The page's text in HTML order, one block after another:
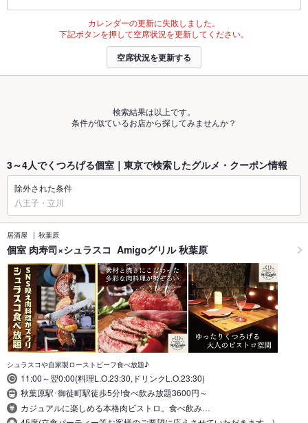
カレンダーの更新に失敗しました。
下記ボタンを押して空席状況を更新してください。
空席状況を更新する
検索結果は以上です。
条件が似ているお店から探してみませんか？
3～4人でくつろげる個室｜東京で検索したグルメ・クーポン情報
除外された条件
八王子・立川
居酒屋 秋葉原
個室 肉寿司×シュラスコ Amigoグリル 秋葉原
シュラスコや自家製ローストビーフ食べ放題♪
11:00～翌0:00(料理L.O.23:30,ドリンクL.O.23:30)
秋葉原駅･御徒町駅徒歩5分!食べ飲み放題3600円～
カジュアルに楽しめる本格肉ビストロ。食べ飲み…